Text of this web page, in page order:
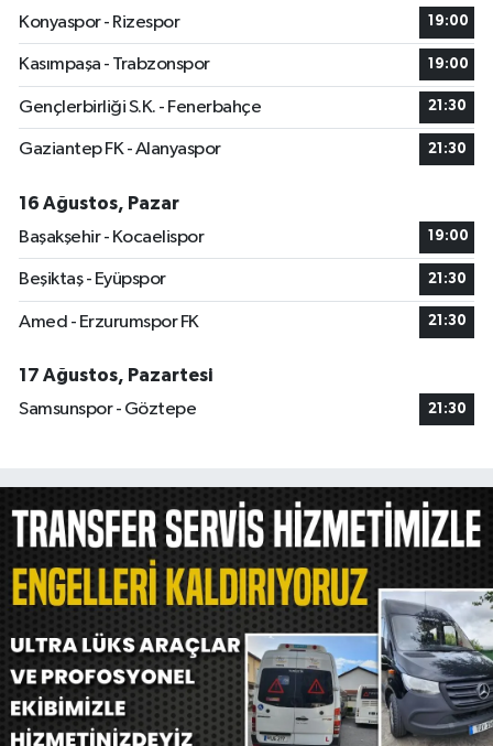
Konyaspor - Rizespor
19:00
Kasımpaşa - Trabzonspor 19:00
Gençlerbirliği S.K. - Fenerbahçe 21:30
Gaziantep FK - Alanyaspor 21:30
16 Ağustos, Pazar
Başakşehir - Kocaelispor
19:00
Beşiktaş - Eyüpspor 21:30
Amed - Erzurumspor FK 21:30
17 Ağustos, Pazartesi
Samsunspor - Göztepe
21:30